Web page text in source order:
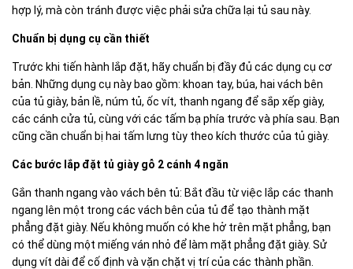
hợp lý, mà còn tránh được việc phải sửa chữa lại tủ sau này.
Chuẩn bị dụng cụ cần thiết
Trước khi tiến hành lắp đặt, hãy chuẩn bị đầy đủ các dụng cụ cơ
bản. Những dụng cụ này bao gồm: khoan tay, búa, hai vách bên
của tủ giày, bản lề, núm tủ, ốc vít, thanh ngang để sắp xếp giày,
các cánh cửa tủ, cùng với các tấm bạ phía trước và phía sau. Bạn
cũng cần chuẩn bị hai tấm lưng tùy theo kích thước của tủ giày.
Các bước lắp đặt tủ giày gỗ 2 cánh 4 ngăn
Gắn thanh ngang vào vách bên tủ: Bắt đầu từ việc lắp các thanh
ngang lên một trong các vách bên của tủ để tạo thành mặt
phẳng đặt giày. Nếu không muốn có khe hở trên mặt phẳng, bạn
có thể dùng một miếng ván nhỏ để làm mặt phẳng đặt giày. Sử
dụng vít dài để cố định và vặn chặt vị trí của các thành phần.